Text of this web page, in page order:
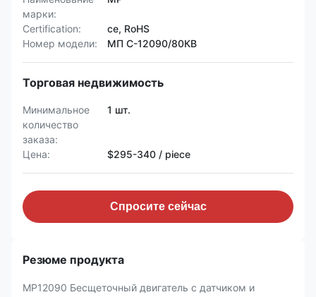
марки:
Certification:
ce, RoHS
Номер модели:
МП С-12090/80КВ
Торговая недвижимость
Минимальное
количество
заказа:
1 шт.
Цена: $295-340 / piece
Спросите сейчас
Резюме продукта
MP12090 Бесщеточный двигатель с датчиком и